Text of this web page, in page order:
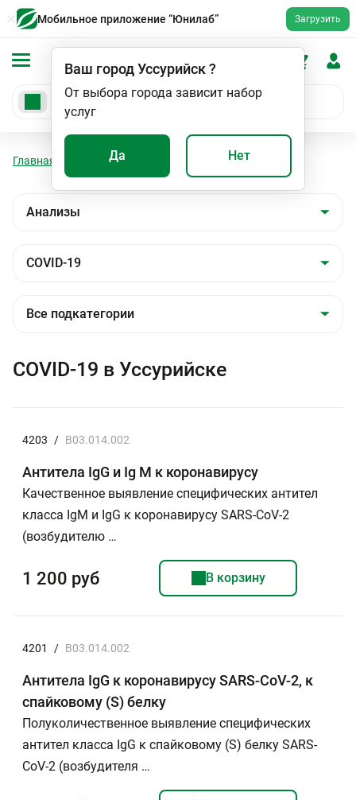
Мобильное приложение “Юнилаб” Загрузить
Ваш городУссурийск?
От выбора города зависит набор
услуг
Да Нет
Главная Анализы COVID-19
COVID-19 в Уссурийске
4203 / B03.014.002
Антитела IgG и Ig M к коронавирусу
Качественное выявление специфических антител
класса IgМ и IgG к коронавирусу SARS-CoV-2
(возбудителю …
1 200 руб В корзину
4201 / B03.014.002
Антитела IgG к коронавирусу SARS-CoV-2, к
спайковому (S) белку
Полуколичественное выявление специфических
антител класса IgG к спайковому (S) белку SARS-
CoV-2 (возбудителя …